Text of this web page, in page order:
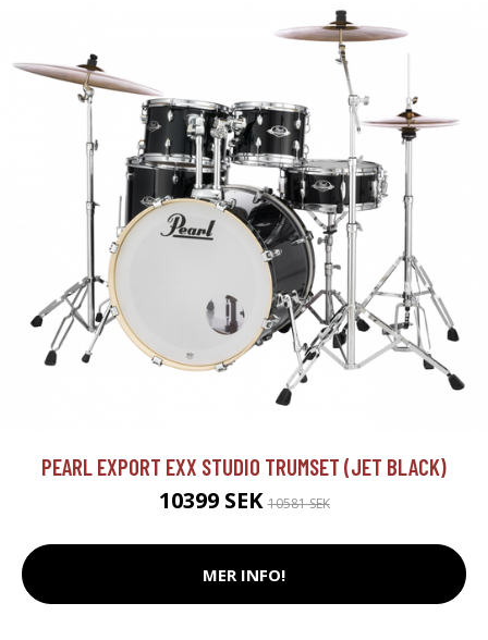
PEARL EXPORT EXX STUDIO TRUMSET (JET BLACK)
10399 SEK10581 SEK
MER INFO!